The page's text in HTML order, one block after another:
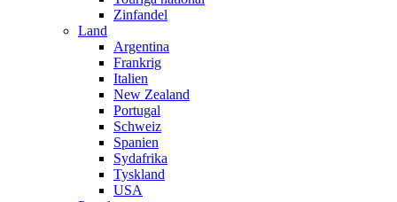
Zinfandel
Land
Argentina
Frankrig
Italien
New Zealand
Portugal
Schweiz
Spanien
Sydafrika
Tyskland
USA